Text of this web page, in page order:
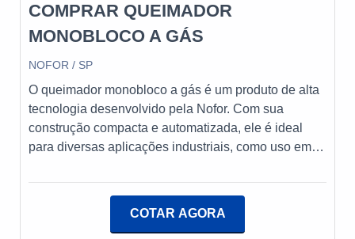
COMPRAR QUEIMADOR
MONOBLOCO A GÁS
NOFOR / SP
O queimador monobloco a gás é um produto de alta
tecnologia desenvolvido pela Nofor. Com sua
construção compacta e automatizada, ele é ideal
para diversas aplicações industriais, como uso em
cabines de pintura, fornos de padaria, geradores de
COTAR AGORA